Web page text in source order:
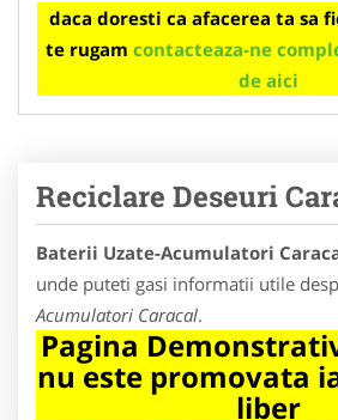
daca doresti ca afacerea ta sa
te rugam contacteaza-ne
de aici
Reciclare Deseuri
Baterii Uzate-Acumulatori
unde puteti gasi informatii utile
Acumulatori Caracal.
Pagina
nu este promovata
liber